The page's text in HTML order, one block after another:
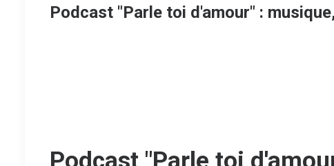
Podcast "Parle toi d'amour" :